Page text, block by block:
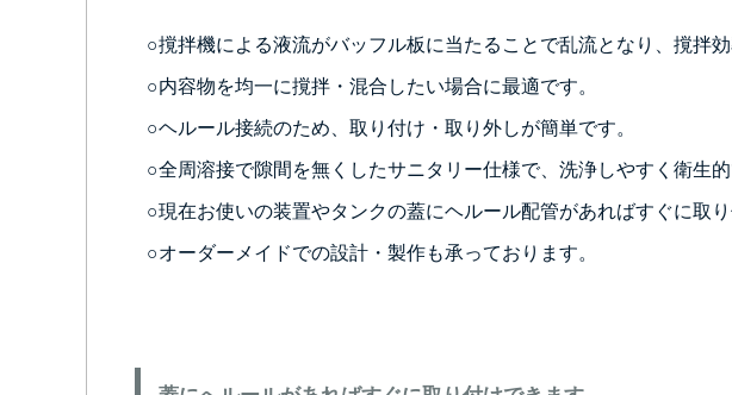
○撹拌機による液流がバッフル板に当たることで乱流となり、撹拌効
○内容物を均一に撹拌・混合したい場合に最適です。
○ヘルール接続のため、取り付け・取り外しが簡単です。
○全周溶接で隙間を無くしたサニタリー仕様で、洗浄しやすく衛生的
○現在お使いの装置やタンクの蓋にヘルール配管があればすぐに取り
○オーダーメイドでの設計・製作も承っております。